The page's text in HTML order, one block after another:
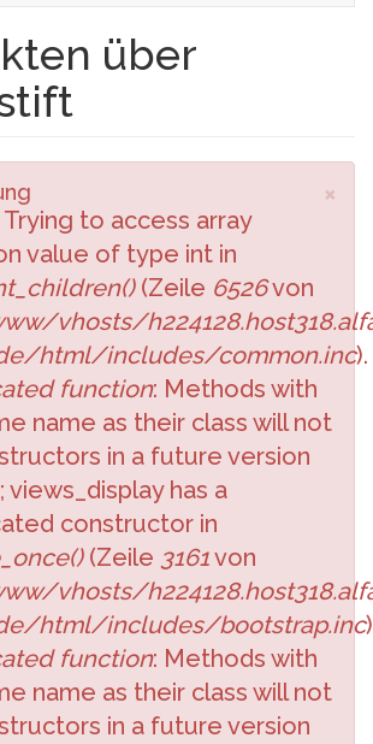
über
×
Trying to access array
value of type int in
(Zeile 6526von
vhosts/
html/includes/common.inc).
function: Methods with
name as their class will not
in a future version
views_display has a
constructor in
(Zeile 3161von
vhosts/
html/includes/bootstrap.inc
function: Methods with
name as their class will not
in a future version